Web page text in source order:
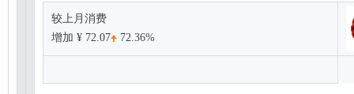
较上月消费
增加 ¥ 72.07
72.36%